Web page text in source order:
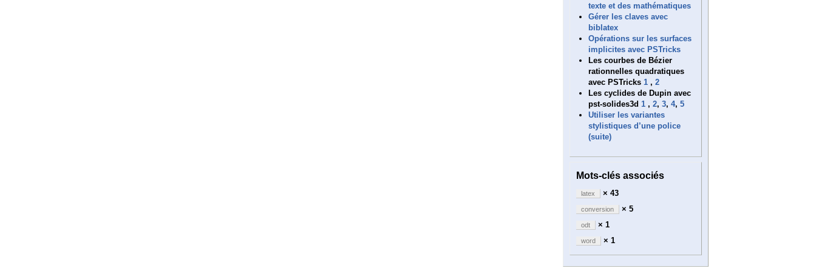
texte et des mathématiques
Gérer les claves avec
biblatex
Opérations sur les surfaces
implicites avec PSTricks
Les courbes de Bézier
rationnelles quadratiques
avec PSTricks 1 , 2
Les cyclides de Dupin avec
pst-solides3d 1 , 2, 3, 4, 5
Utiliser les variantes
stylistiques d’une police
(suite)
Mots-clés associés
latex × 43
conversion × 5
odt × 1
word × 1